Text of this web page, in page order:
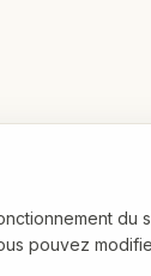
du
pouvez